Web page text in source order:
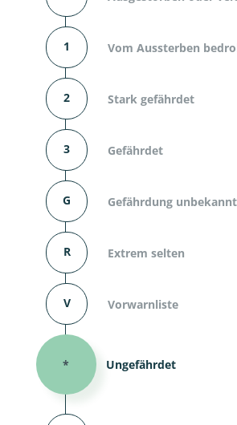
1 Vom Aussterben
2 Stark gefährdet
3 Gefährdet
G Gefährdung
R Extrem selten
V Vorwarnliste
* Ungefährdet